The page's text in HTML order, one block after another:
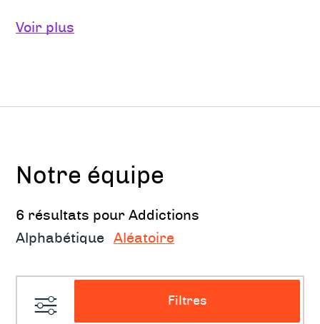
Dépendances comportementales​ :
jeux de hasard, les réseaux sociaux, la
masturbation, l’exercice physique, ...
Pour les proches
Voir plus
Notre équipe
6 résultats pour Addictions
Alphabétique
Aléatoire
Filtres